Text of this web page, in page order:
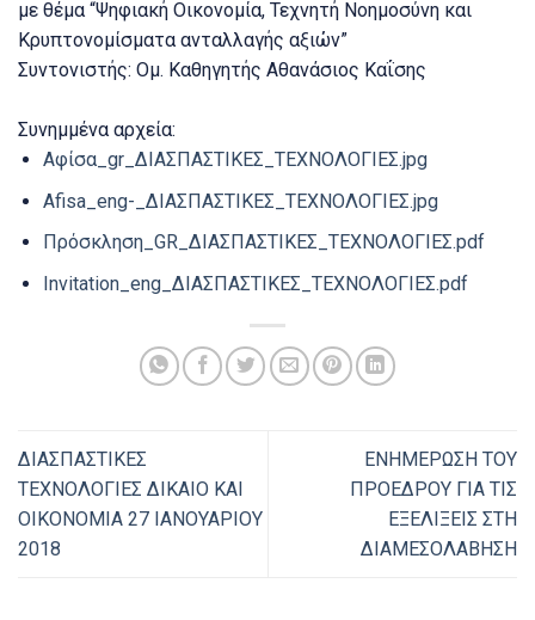
με θέμα “Ψηφιακή Οικονομία, Τεχνητή Νοημοσύνη και
Κρυπτονομίσματα ανταλλαγής αξιών”
Συντονιστής: Ομ. Καθηγητής Αθανάσιος Καΐσης
Συνημμένα αρχεία:
Aφίσα_gr_ΔΙΑΣΠΑΣΤΙΚΕΣ_ΤΕΧΝΟΛΟΓΙΕΣ.jpg
Afisa_eng-_ΔΙΑΣΠΑΣΤΙΚΕΣ_ΤΕΧΝΟΛΟΓΙΕΣ.jpg
Πρόσκληση_GR_ΔΙΑΣΠΑΣΤΙΚΕΣ_ΤΕΧΝΟΛΟΓΙΕΣ.pdf
Invitation_eng_ΔΙΑΣΠΑΣΤΙΚΕΣ_ΤΕΧΝΟΛΟΓΙΕΣ.pdf
ΔΙΑΣΠΑΣΤΙΚΕΣ
ΤΕΧΝΟΛΟΓΙΕΣ ΔΙΚΑΙΟ ΚΑΙ
ΟΙΚΟΝΟΜΙΑ 27 ΙΑΝΟΥΑΡΙΟΥ
2018
ΕΝΗΜΕΡΩΣΗ ΤΟΥ
ΠΡΟΕΔΡΟΥ ΓΙΑ ΤΙΣ
ΕΞΕΛΙΞΕΙΣ ΣΤΗ
ΔΙΑΜΕΣΟΛΑΒΗΣΗ